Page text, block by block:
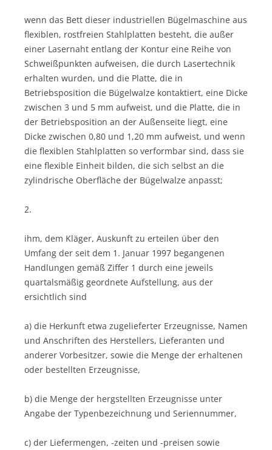
wenn das Bett dieser industriellen Bügelmaschine aus
flexiblen, rostfreien Stahlplatten besteht, die außer
einer Lasernaht entlang der Kontur eine Reihe von
Schweißpunkten aufweisen, die durch Lasertechnik
erhalten wurden, und die Platte, die in
Betriebsposition die Bügelwalze kontaktiert, eine Dicke
zwischen 3 und 5 mm aufweist, und die Platte, die in
der Betriebsposition an der Außenseite liegt, eine
Dicke zwischen 0,80 und 1,20 mm aufweist, und wenn
die flexiblen Stahlplatten so verformbar sind, dass sie
eine flexible Einheit bilden, die sich selbst an die
zylindrische Oberfläche der Bügelwalze anpasst;
2.
ihm, dem Kläger, Auskunft zu erteilen über den
Umfang der seit dem 1. Januar 1997 begangenen
Handlungen gemäß Ziffer 1 durch eine jeweils
quartalsmäßig geordnete Aufstellung, aus der
ersichtlich sind
a) die Herkunft etwa zugelieferter Erzeugnisse, Namen
und Anschriften des Herstellers, Lieferanten und
anderer Vorbesitzer, sowie die Menge der erhaltenen
oder bestellten Erzeugnisse,
b) die Menge der hergstellten Erzeugnisse unter
Angabe der Typenbezeichnung und Seriennummer,
c) der Liefermengen, -zeiten und -preisen sowie